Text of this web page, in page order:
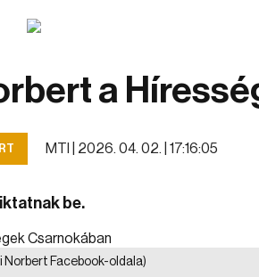
a
MTI | 2026. 04. 02. | 17:16:05
be.
Norbert Facebook-oldala)